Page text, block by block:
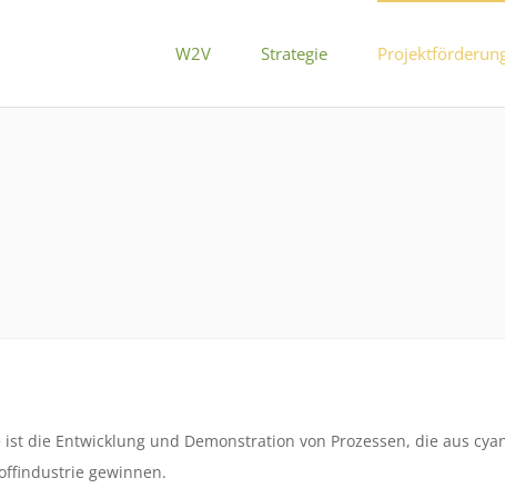
W2V Strategie
ist die Entwicklung und Demonstration von Prozessen, die aus
gewinnen.